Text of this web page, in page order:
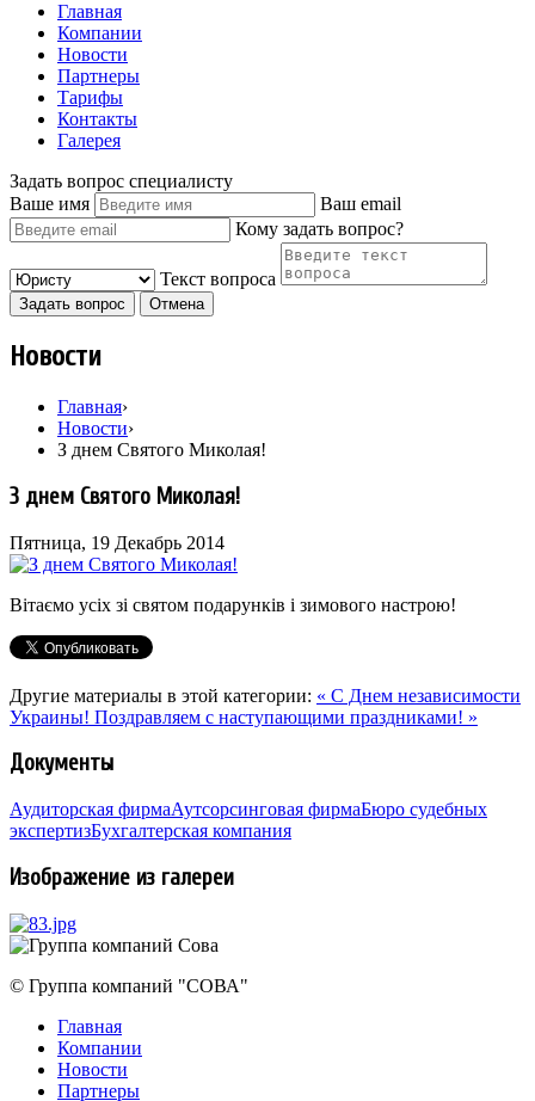
Главная
Компании
Новости
Партнеры
Тарифы
Контакты
Галерея
Задать вопрос специалисту
Ваше имя
Ваш email
Кому задать вопрос?
Текст вопроса
Задать вопрос Отмена
Новости
Главная›
Новости›
З днем Святого Миколая!
З днем Святого Миколая!
Пятница, 19 Декабрь 2014
Вітаємо усіх зі святом подарунків і зимового настрою!
Другие материалы в этой категории: « C Днем независимости
Украины! Поздравляем с наступающими праздниками! »
Документы
Аудиторская фирмаАутсорсинговая фирмаБюро судебных
экспертизБухгалтерская компания
Изображение из галереи
© Группа компаний "СОВА"
Главная
Компании
Новости
Партнеры